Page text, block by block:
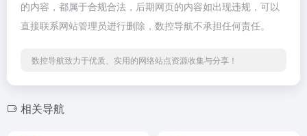
的内容，都属于合规合法，后期网页的内容如出现违规，可以
直接联系网站管理员进行删除，数控导航不承担任何责任。
数控导航致力于优质、实用的网络站点资源收集与分享！
相关导航